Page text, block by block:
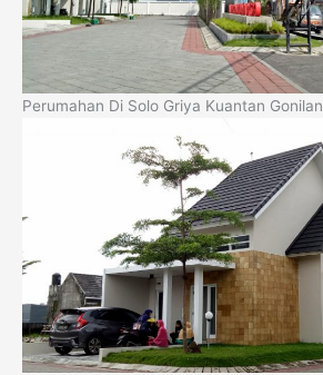
Perumahan Di Solo Griya Kuantan Gonilan